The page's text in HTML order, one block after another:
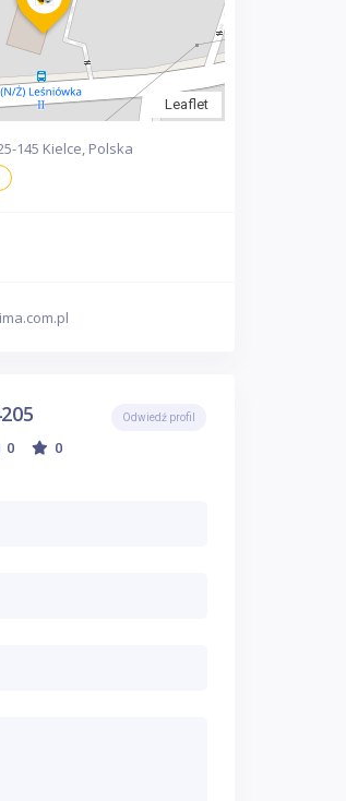
Leaflet
145 Kielce, Polska
0 0
Odwiedź profil